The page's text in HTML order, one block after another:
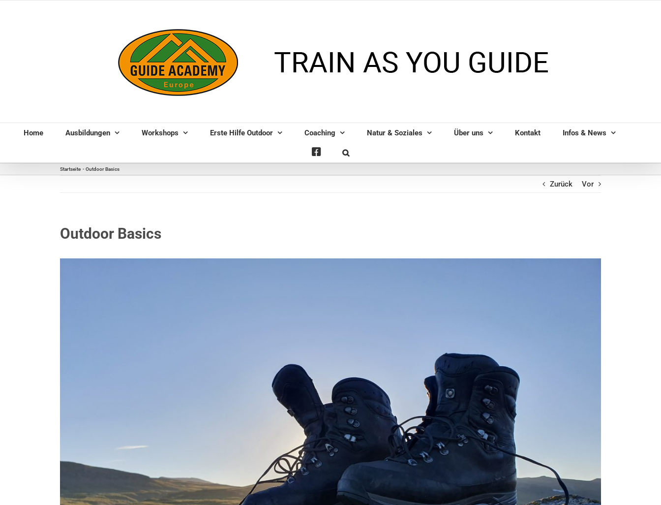
Home Ausbildungen Workshops Erste Hilfe Outdoor Coaching Natur & Soziales Über uns Kontakt Infos & News
Startseite Outdoor Basics
Zurück Vor
Outdoor Basics